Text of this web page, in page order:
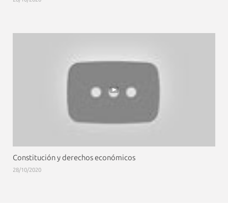
Constitución y derechos económicos
28/10/2020